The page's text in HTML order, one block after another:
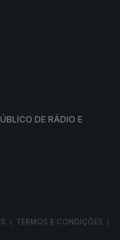
DE RÁDIO E
TERMOS E CONDIÇÕES